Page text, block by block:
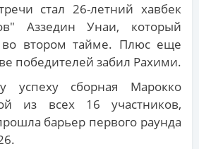
стал 26-летний хавбек
Аззедин Унаи, который
втором тайме. Плюс еще
победителей забил Рахими.
успеху сборная Марокко
из всех 16 участников,
барьер первого раунда